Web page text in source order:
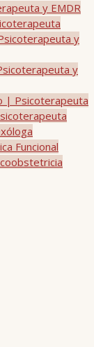
y EMDR
y
y
| Psicoterapeuta
Funcional